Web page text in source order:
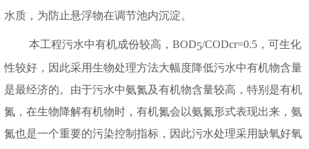
水质，为防止悬浮物在调节池内沉淀。
本工程污水中有机成份较高， BOD5/CODcr=0.5，可生化
性较好，因此采用生物处理方法大幅度降低污水中有机物含量
是最经济的。由于污水中氨氮及有机物含量较高，特别是有机
氮，在生物降解有机物时，有机氮会以氨氮形式表现出来，氨
氮也是一个重要的污染控制指标，因此污水处理采用缺氧好氧